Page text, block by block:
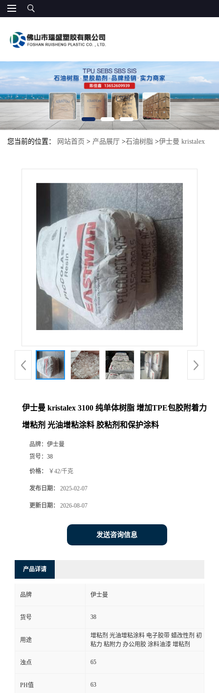
您当前的位置： 网站首页 > 产品展厅 >石油树脂 >伊士曼 kristalex
伊士曼 kristalex 3100 纯单体树脂 增加TPE包胶附着力
增粘剂 光油增粘涂料 胶粘剂和保护涂料
品牌： 伊士曼
货号： 38
价格： ￥42/千克
发布日期： 2025-02-07
更新日期： 2026-08-07
发送咨询信息
产品详请
品牌 伊士曼
货号 38
用途
增粘剂 光油增粘涂料 电子胶带 蜡改性剂 初
粘力 粘附力 办公用胶 涂料油漆 增粘剂
浊点 65
PH值 63